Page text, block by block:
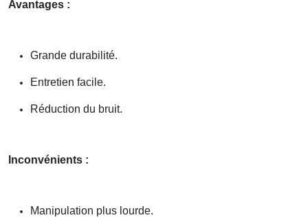
Avantages :
Grande durabilité.
Entretien facile.
Réduction du bruit.
Inconvénients :
Manipulation plus lourde.